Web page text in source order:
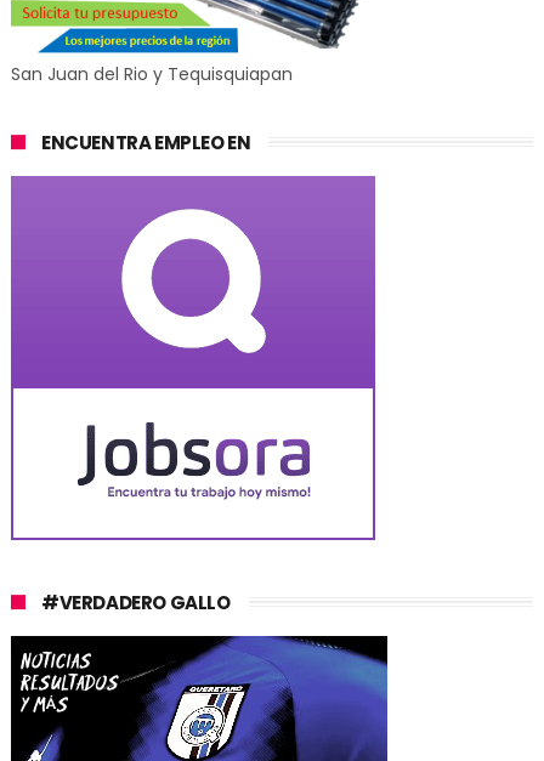
San Juan del Rio y Tequisquiapan
ENCUENTRA EMPLEO EN
#VERDADERO GALLO